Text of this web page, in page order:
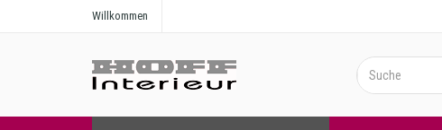
Willkommen